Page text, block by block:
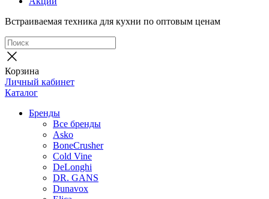
Встраиваемая техника для кухни по оптовым ценам
Корзина
Личный кабинет
Каталог
Бренды
Все бренды
Asko
BoneCrusher
Cold Vine
DeLonghi
DR. GANS
Dunavox